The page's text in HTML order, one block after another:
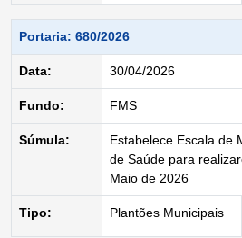
Portaria: 680/2026
Data: 30/04/2026
Fundo: FMS
Súmula:
Estabelece Escala de
de Saúde para
Maio de 2026
Tipo: Plantões Municipais